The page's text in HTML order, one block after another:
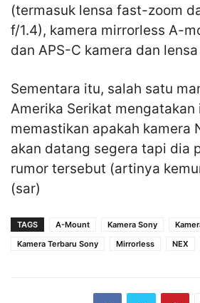
(termasuk lensa fast-zoom
f/1.4), kamera mirrorless A-
dan APS-C kamera dan lensa
Sementara itu, salah satu
Amerika Serikat
memastikan apakah kamera
akan datang segera tapi dia
rumor tersebut (artinya
(sar)
TAGS A-Mount Kamera Sony
Kamera Terbaru Sony
Mirrorless NEX